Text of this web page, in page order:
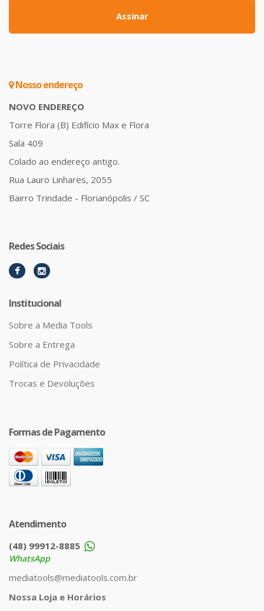
Assinar
Nosso endereço
NOVO ENDEREÇO
Torre Flora (B) Edifício Max e Flora
Sala 409
Colado ao endereço antigo.
Rua Lauro Linhares, 2055
Bairro Trindade - Florianópolis / SC
Redes Sociais
Institucional
Sobre a Media Tools
Sobre a Entrega
Política de Privacidade
Trocas e Devoluções
Formas de Pagamento
Atendimento
(48) 99912-8885
WhatsApp
mediatools@mediatools.com.br
Nossa Loja e Horários